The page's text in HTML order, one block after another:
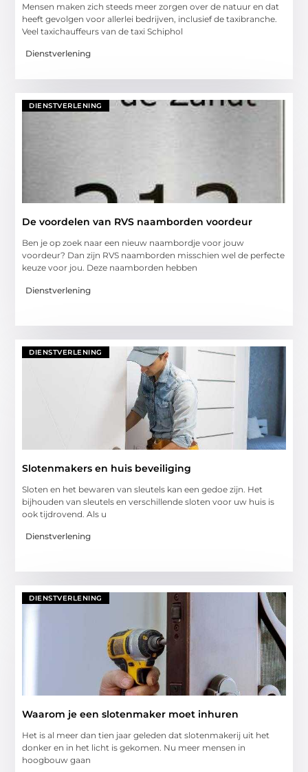
Mensen maken zich steeds meer zorgen over de natuur en dat
heeft gevolgen voor allerlei bedrijven, inclusief de taxibranche.
Veel taxichauffeurs van de taxi Schiphol
Dienstverlening
DIENSTVERLENING
De voordelen van RVS naamborden voordeur
Ben je op zoek naar een nieuw naambordje voor jouw
voordeur? Dan zijn RVS naamborden misschien wel de perfecte
keuze voor jou. Deze naamborden hebben
Dienstverlening
DIENSTVERLENING
Slotenmakers en huis beveiliging
Sloten en het bewaren van sleutels kan een gedoe zijn. Het
bijhouden van sleutels en verschillende sloten voor uw huis is
ook tijdrovend. Als u
Dienstverlening
DIENSTVERLENING
Waarom je een slotenmaker moet inhuren
Het is al meer dan tien jaar geleden dat slotenmakerij uit het
donker en in het licht is gekomen. Nu meer mensen in
hoogbouw gaan